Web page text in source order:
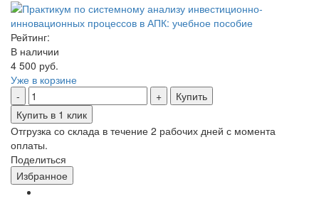
Рейтинг:
В наличии
4 500 руб.
Уже в корзине
Купить
Купить в 1 клик
Отгрузка со склада в течение 2 рабочих дней с момента
оплаты.
Поделиться
Избранное